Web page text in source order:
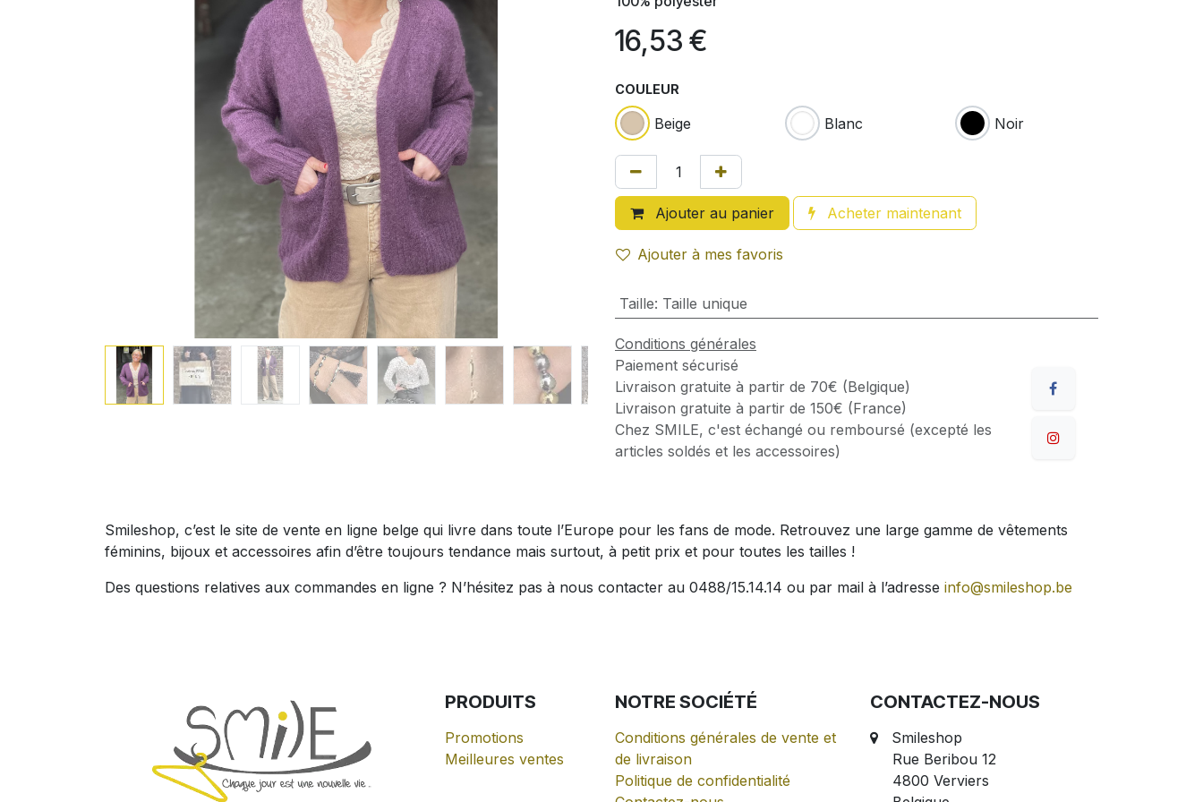
16,53 €
COULEUR
Beige Blanc Noir
Ajouter au panier Acheter maintenant
Ajouter à mes favoris
Taille: Taille unique
Conditions générales
Paiement sécurisé
Livraison gratuite à partir de 70€ (Belgique)
Livraison gratuite à partir de 150€ (France)
Chez SMILE, c'est échangé ou remboursé (excepté les
articles soldés et les accessoires)
Smileshop, c’est le site de vente en ligne belge qui livre dans toute l’Europe pour les fans de mode. Retrouvez une large gamme de vêtements
féminins, bijoux et accessoires afin d’être toujours tendance mais surtout, à petit prix et pour toutes les tailles !
Des questions relatives aux commandes en ligne ? N’hésitez pas à nous contacter au 0488/15.14.14 ou par mail à l’adresse info@smileshop.be
PRODUITS
Promotions
Meilleures ventes
NOTRE SOCIÉTÉ
Conditions générales de vente et
de livraison
Politique de confidentialité
CONTACTEZ-NOUS
Smileshop
Rue Beribou 12
4800 Verviers